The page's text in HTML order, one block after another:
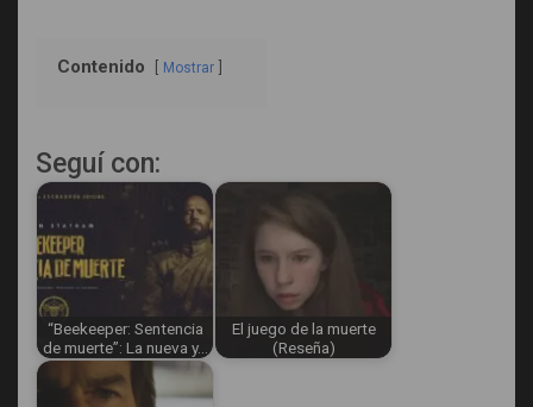
Contenido Mostrar
Seguí con:
“Beekeeper: Sentencia
de muerte”: La nueva y…
El juego de la muerte
(Reseña)